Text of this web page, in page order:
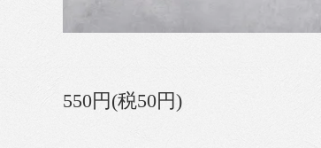
550円(税50円)